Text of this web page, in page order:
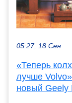
05:27, 18 Сен
«Теперь
лучше
новый Geely